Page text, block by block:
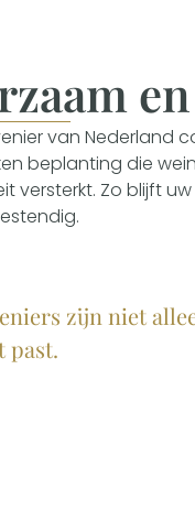
van Nederland
beplanting die
versterkt. Zo blijft
zijn niet
past.